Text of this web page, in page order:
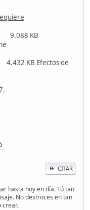
KB
Efectos de
CITAR
hasta hoy en día. Tú tan
No destroces en tan
crear.